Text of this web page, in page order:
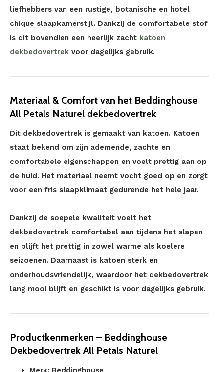
liefhebbers van een rustige, botanische en hotel
chique slaapkamerstijl. Dankzij de comfortabele stof
is dit bovendien een heerlijk zacht katoen
dekbedovertrek voor dagelijks gebruik.
Materiaal & Comfort van het Beddinghouse
All Petals Naturel dekbedovertrek
Dit dekbedovertrek is gemaakt van katoen. Katoen
staat bekend om zijn ademende, zachte en
comfortabele eigenschappen en voelt prettig aan op
de huid. Het materiaal neemt vocht goed op en zorgt
voor een fris slaapklimaat gedurende het hele jaar.
Dankzij de soepele kwaliteit voelt het
dekbedovertrek comfortabel aan tijdens het slapen
en blijft het prettig in zowel warme als koelere
seizoenen. Daarnaast is katoen sterk en
onderhoudsvriendelijk, waardoor het dekbedovertrek
lang mooi blijft en geschikt is voor dagelijks gebruik.
Productkenmerken – Beddinghouse
Dekbedovertrek All Petals Naturel
Merk: Beddinghouse